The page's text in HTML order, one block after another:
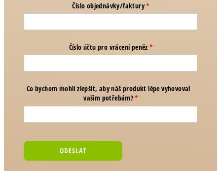
Číslo objednávky/​faktury*
(required)
Číslo účtu pro vrácení peněz *
(required)
Co bychom mohli zlepšit, aby náš produkt lépe vyhovoval
vašim potřebám?*
(required)
ODESLAT